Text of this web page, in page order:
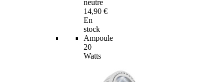
neutre
14,90 €
En
stock
Ampoule
20
Watts